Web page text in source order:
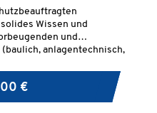
Wissen und
und
anlagentechnisch,
€